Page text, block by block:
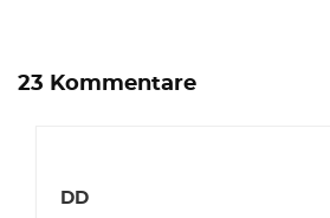
23 Kommentare
DD